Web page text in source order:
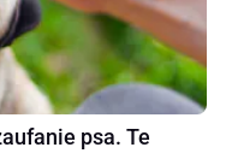
psa. Te